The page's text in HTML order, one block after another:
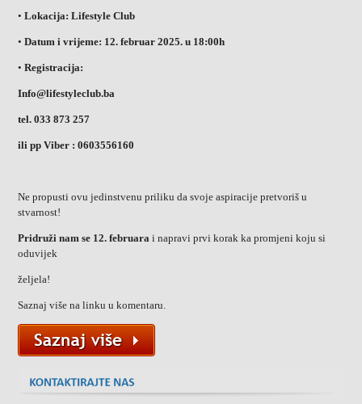
•Lokacija: Lifestyle Club
•Datum i vrijeme: 12. februar 2025. u 18:00h
•Registracija:
Info@lifestyleclub.ba
tel. 033 873 257
ili pp Viber : 0603556160
Ne propusti ovu jedinstvenu priliku da svoje aspiracije pretvoriš u
stvarnost!
Pridruži nam se 12. februarai napravi prvi korak ka promjeni koju si
oduvijek
željela!
Saznaj više na linku u komentaru.